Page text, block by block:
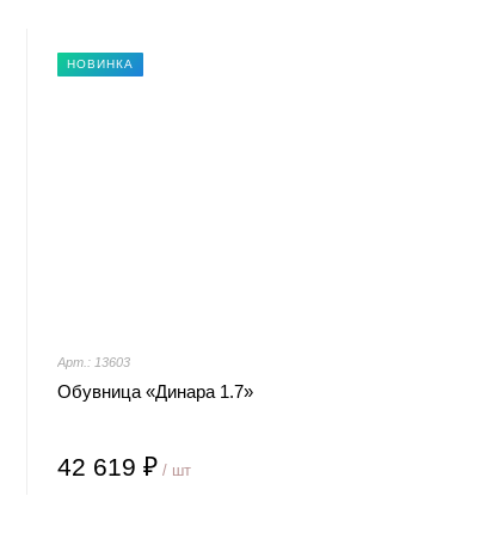
НОВИНКА
Арт.: 13603
Обувница «Динара 1.7»
42 619 ₽ / шт